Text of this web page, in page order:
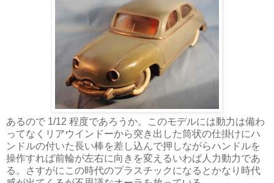
あるので 1/12 程度であろうか。このモデルには動力は備わ
ってなくリアウインドーから突き出した筒状の仕掛けにハ
ンドルの付いた長い棒を差し込んで押しながらハンドルを
操作すれば前輪が左右に向きを変えるいわば人力動力であ
る。さすがにこの時代のプラスチックになるとかなり時代